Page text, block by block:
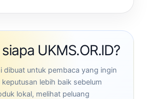
UKMS.OR.ID?
dibuat untuk pembaca yang ingin
lebih baik sebelum
lokal, melihat peluang